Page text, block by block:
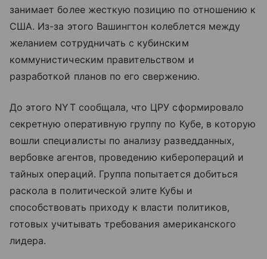
занимает более жесткую позицию по отношению к
США. Из-за этого Вашингтон колеблется между
желанием сотрудничать с кубинским
коммунистическим правительством и
разработкой планов по его свержению.
До этого NYT сообщала, что ЦРУ сформировало
секретную оперативную группу по Кубе, в которую
вошли специалисты по анализу разведданных,
вербовке агентов, проведению киберопераций и
тайных операций. Группа попытается добиться
раскола в политической элите Кубы и
способствовать приходу к власти политиков,
готовых учитывать требования американского
лидера.